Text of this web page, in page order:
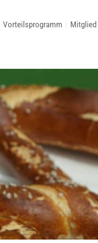
Vorteilsprogramm Mitglied